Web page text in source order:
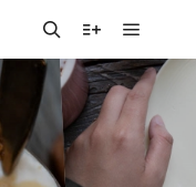
SearchMore info
Main